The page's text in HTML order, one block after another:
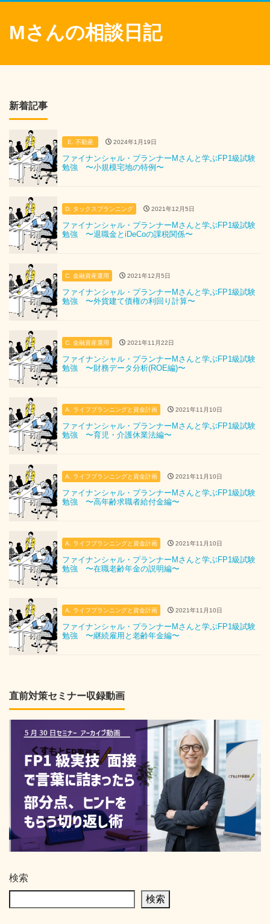
Mさんの相談日記
新着記事
E. 不動産 2024年1月19日
ファイナンシャル・プランナーMさんと学ぶFP1級試験
勉強 〜小規模宅地の特例〜
D. タックスプランニング 2021年12月5日
ファイナンシャル・プランナーMさんと学ぶFP1級試験
勉強 〜退職金とiDeCoの課税関係〜
C. 金融資産運用 2021年12月5日
ファイナンシャル・プランナーMさんと学ぶFP1級試験
勉強 〜外貨建て債権の利回り計算〜
C. 金融資産運用 2021年11月22日
ファイナンシャル・プランナーMさんと学ぶFP1級試験
勉強 〜財務データ分析(ROE編)〜
A. ライフプランニングと資金計画 2021年11月10日
ファイナンシャル・プランナーMさんと学ぶFP1級試験
勉強 〜育児・介護休業法編〜
A. ライフプランニングと資金計画 2021年11月10日
ファイナンシャル・プランナーMさんと学ぶFP1級試験
勉強 〜高年齢求職者給付金編〜
A. ライフプランニングと資金計画 2021年11月10日
ファイナンシャル・プランナーMさんと学ぶFP1級試験
勉強 〜在職老齢年金の説明編〜
A. ライフプランニングと資金計画 2021年11月10日
ファイナンシャル・プランナーMさんと学ぶFP1級試験
勉強 〜継続雇用と老齢年金編〜
直前対策セミナー収録動画
検索
検索